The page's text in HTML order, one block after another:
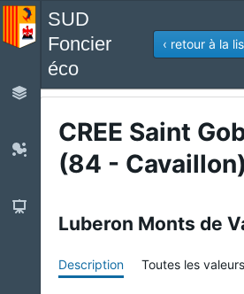
SUD
Foncier
éco
‹ retour à la
CREE Saint
(84 - Cavaillon)
Luberon Monts de
Description Toutes les valeurs